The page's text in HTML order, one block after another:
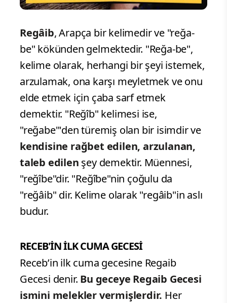
Regâib, Arapça bir kelimedir ve "reğa-
be" kökünden gelmektedir. "Reğa-be",
kelime olarak, herhangi bir şeyi istemek,
arzulamak, ona karşı meyletmek ve onu
elde etmek için çaba sarf etmek
demektir. "Reğîb" kelimesi ise,
"reğabe"'den türemiş olan bir isimdir ve
kendisine rağbet edilen, arzulanan,
taleb edilen şey demektir. Müennesi,
"reğîbe"dir. "Reğîbe"nin çoğulu da
"reğâib" dir. Kelime olarak "regâib"in aslı
budur.
RECEB'İN İLK CUMA GECESİ
Receb’in ilk cuma gecesine Regaib
Gecesi denir. Bu geceye Regaib Gecesi
ismini melekler vermişlerdir. Her